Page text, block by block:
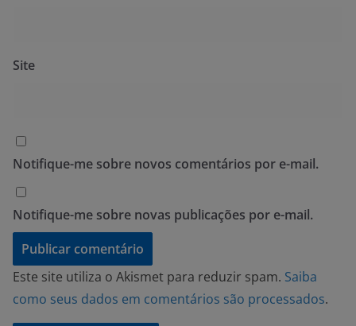
Site
Notifique-me sobre novos comentários por e-mail.
Notifique-me sobre novas publicações por e-mail.
Este site utiliza o Akismet para reduzir spam. Saiba
como seus dados em comentários são processados.